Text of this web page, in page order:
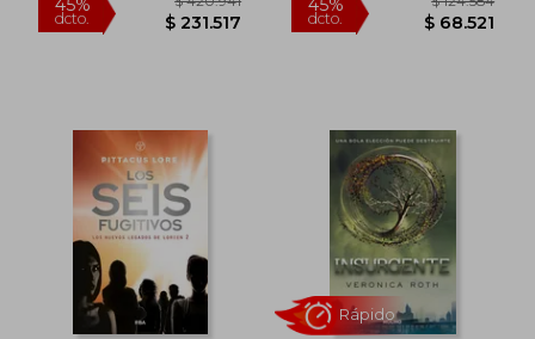
45%
dcto.
$ 107.878 45%
dcto.
$